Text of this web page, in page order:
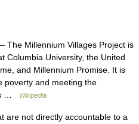
The Millennium Villages Project is
Columbia University, the United
and Millennium Promise. It is
poverty and meeting the
…
Wikipedia
are not directly accountable to a